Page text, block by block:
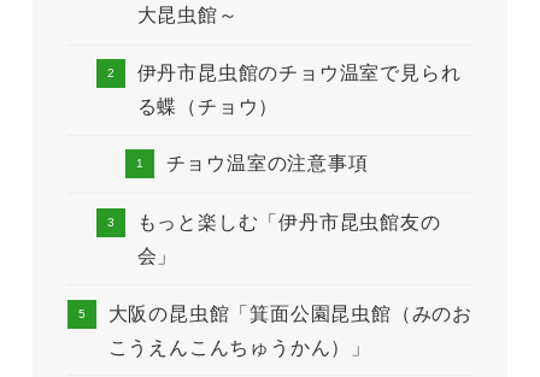
大昆虫館～
伊丹市昆虫館のチョウ温室で見られ
る蝶（チョウ）
チョウ温室の注意事項
もっと楽しむ「伊丹市昆虫館友の
会」
大阪の昆虫館「箕面公園昆虫館（みのお
こうえんこんちゅうかん）」